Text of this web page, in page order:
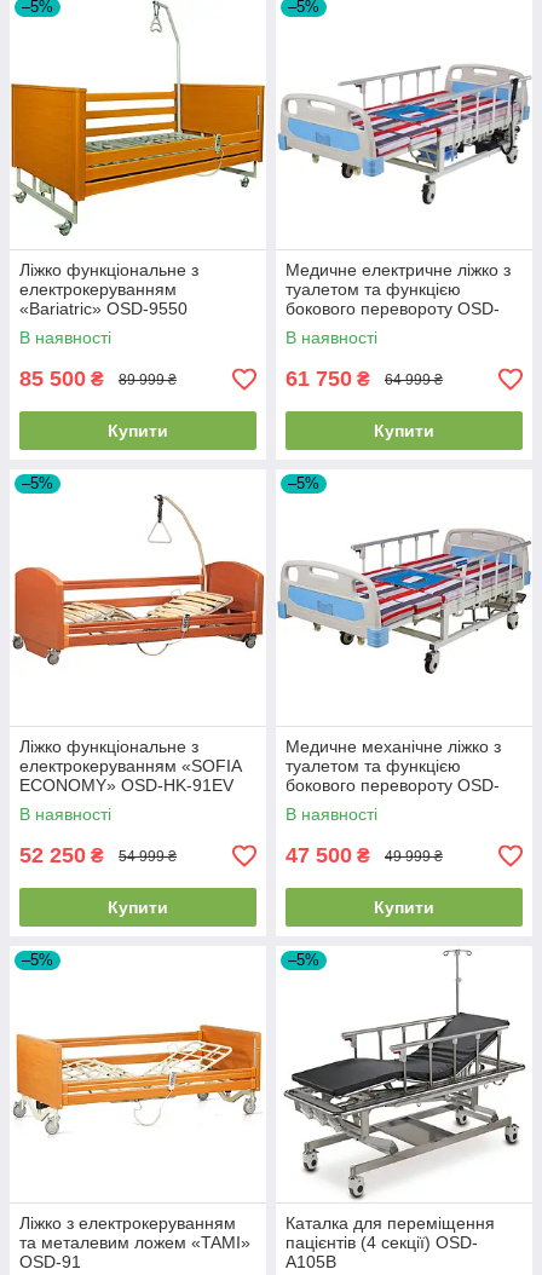
–5%
Ліжко функціональне з
електрокеруванням
«Bariatric» OSD-9550
В наявності
85 500 ₴ 89 999 ₴
Купити
–5%
Медичне електричне ліжко з
туалетом та функцією
бокового перевороту OSD-
CH2F
В наявності
61 750 ₴ 64 999 ₴
Купити
–5%
Ліжко функціональне з
електрокеруванням «SOFIA
ECONOMY» OSD-HK-91EV
В наявності
52 250 ₴ 54 999 ₴
Купити
–5%
Медичне механічне ліжко з
туалетом та функцією
бокового перевороту OSD-
CH1P
В наявності
47 500 ₴ 49 999 ₴
Купити
–5%
Ліжко з електрокеруванням
та металевим ложем «TAMI»
OSD-91
–5%
Каталка для переміщення
пацієнтів (4 секції) OSD-
A105B